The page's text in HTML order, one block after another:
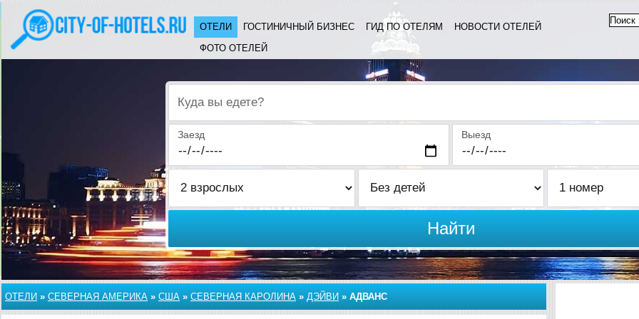
ОТЕЛИ ГОСТИНИЧНЫЙ БИЗНЕС ГИД ПО ОТЕЛЯМ
НОВОСТИ ОТЕЛЕЙ
ФОТО ОТЕЛЕЙ
Куда вы едете?
Заезд Выезд
Найти
ОТЕЛИ » СЕВЕРНАЯ АМЕРИКА » США » СЕВЕРНАЯ КАРОЛИНА » ДЭЙВИ » АДВАНС